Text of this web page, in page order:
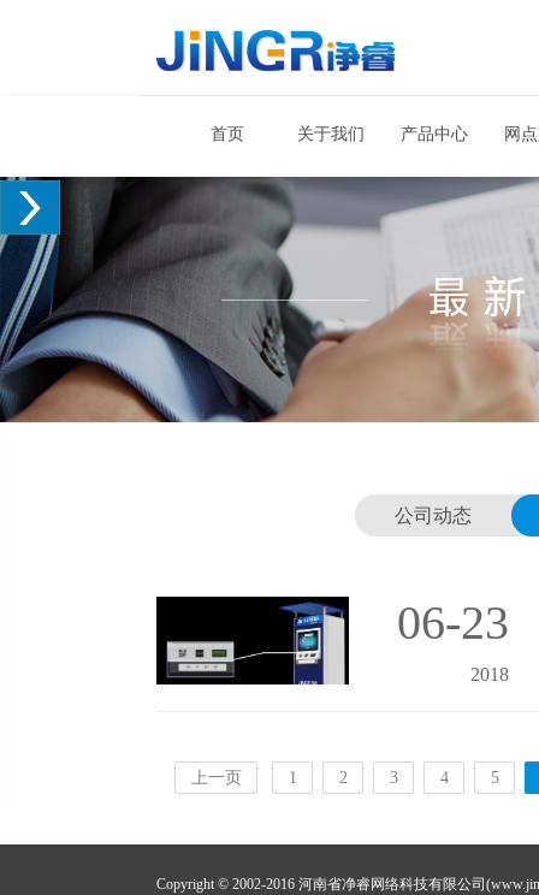
首页 关于我们 产品中心 网
公司动态
06-23
2018
上一页 1 2 3 4 5
Copyright © 2002-2016 河南省净睿网络科技有限公司